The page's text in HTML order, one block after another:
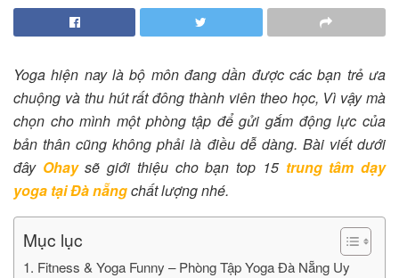
Yoga hiện nay là bộ môn đang dần được các bạn trẻ ưa
chuộng và thu hút rất đông thành viên theo học, Vì vậy mà
chọn cho mình một phòng tập để gửi gắm động lực của
bản thân cũng không phải là điều dễ dàng. Bài viết dưới
đây Ohaysẽ giới thiệu cho bạn top 15 trung tâm dạy
yoga tại Đà nẵngchất lượng nhé.
Mục lục
1. Fitness & Yoga Funny – Phòng Tập Yoga Đà Nẵng Uy